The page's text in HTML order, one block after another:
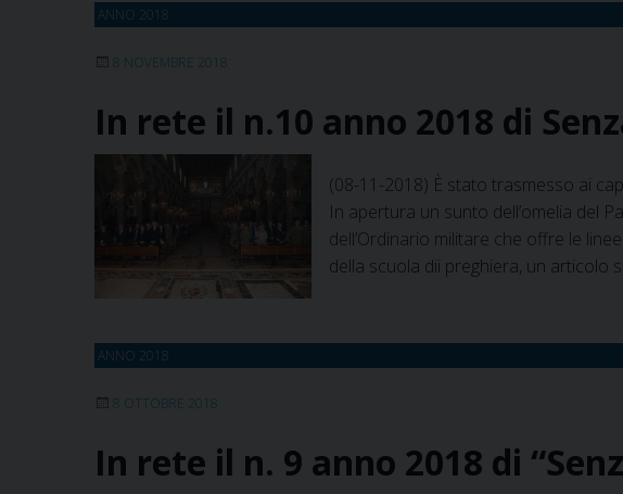
ANNO 2018
8 NOVEMBRE 2018
In rete il n.10 anno 2018 di
(08-11-2018) È stato trasmesso ai
In apertura un sunto dell’omelia del
dell’Ordinario militare che offre le
della scuola dii preghiera, un articolo
ANNO 2018
8 OTTOBRE 2018
In rete il n. 9 anno 2018 di